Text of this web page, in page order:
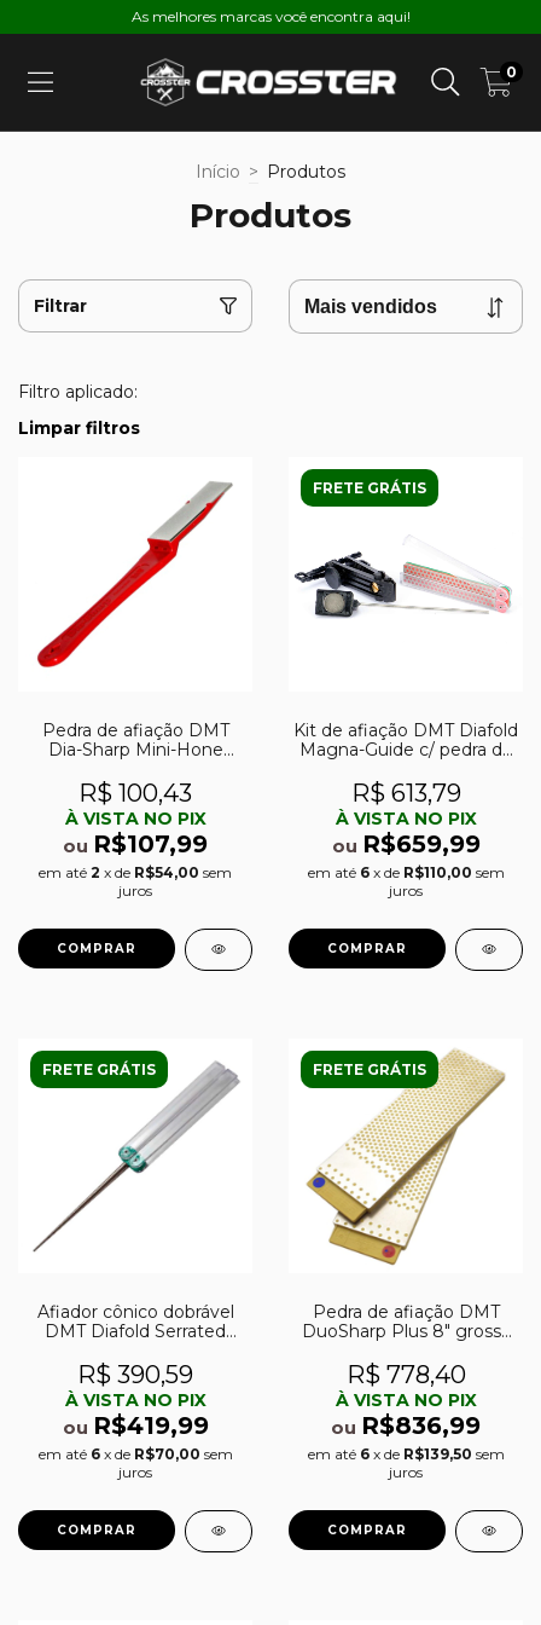
As melhores marcas você encontra aqui!
0
Início > Produtos
Produtos
Filtrar
Filtro aplicado:
Limpar filtros
Pedra de afiação DMT
Dia-Sharp Mini-Hone
R$ 100,43
À VISTA NO PIX
ou R$107,99
em até 2 x de R$54,00 sem
juros
FRETE GRÁTIS
Kit de afiação DMT Diafold
Magna-Guide c/ pedra de
Sided Diafold 4″ fina (600)
e extra-fina (1200)
R$ 613,79
À VISTA NO PIX
ou R$659,99
em até 6 x de R$110,00 sem
juros
FRETE GRÁTIS
Afiador cônico dobrável
DMT Diafold Serrated
(1200) p/ lâminas
serrilhadas
R$ 390,59
À VISTA NO PIX
ou R$419,99
em até 6 x de R$70,00 sem
juros
FRETE GRÁTIS
Pedra de afiação DMT
DuoSharp Plus 8″ grossa
R$ 778,40
À VISTA NO PIX
ou R$836,99
em até 6 x de R$139,50 sem
juros